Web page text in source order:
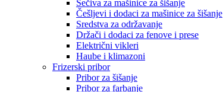
Sečiva za mašinice za šišanje
Češljevi i dodaci za mašinice za šišanje
Sredstva za održavanje
Držači i dodaci za fenove i prese
Električni vikleri
Haube i klimazoni
Frizerski pribor
Pribor za šišanje
Pribor za farbanje